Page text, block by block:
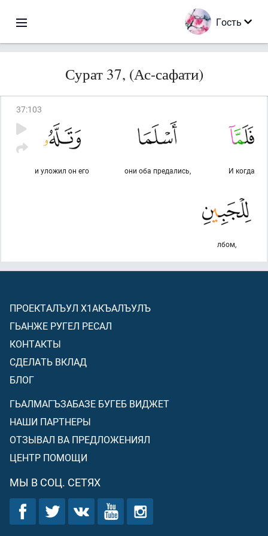
Гость
Сурат 37, (Ас-сафати)
37:103
И когда
они оба предались,
и уложил он его
лбом,
ПРОЕКТАЛЪУЛ Х1АКЪАЛЪУЛЪ
ГЬАНЖЕ РУГЕЛ РЕСАЛ
КОНТАКТЫ
СДЕЛАТЬ ВКЛАД
БЛОГ
ГЬАЛМАГЪЗАБАЗЕ БУГЕБ ВИДЖЕТ
НАШИ ПАРТНЕРЫ
ОТЗЫВАЛ ВА ПРЕДЛОЖЕНИЯЛ
ЦЕНТР ПОМОЩИ
МЫ В СОЦ. СЕТЯХ